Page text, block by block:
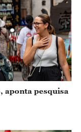
aponta pesquisa